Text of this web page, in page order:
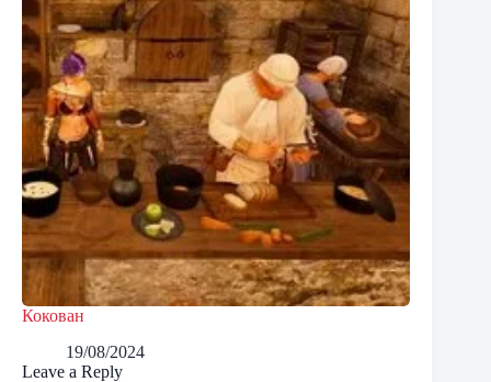
Кокован
19/08/2024
Leave a Reply